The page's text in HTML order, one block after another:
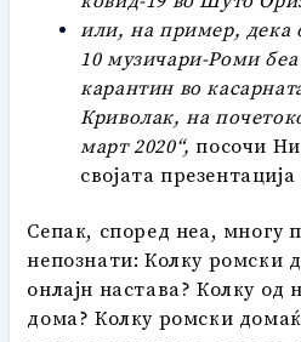
или, на пример, дека
10 музичари-Роми беа
карантин во
Криволак, на
март 2020“, посочи
својата
Сепак, според неа, многу
непознати: Колку ромски
онлајн настава? Колку од
дома? Колку ромски